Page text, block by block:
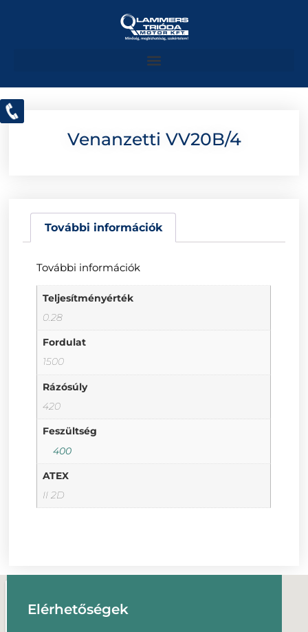
Venanzetti VV20B/4
További információk
További információk
Teljesítményérték
0.28
Fordulat
1500
Rázósúly
420
Feszültség
400
ATEX
II 2D
Elérhetőségek